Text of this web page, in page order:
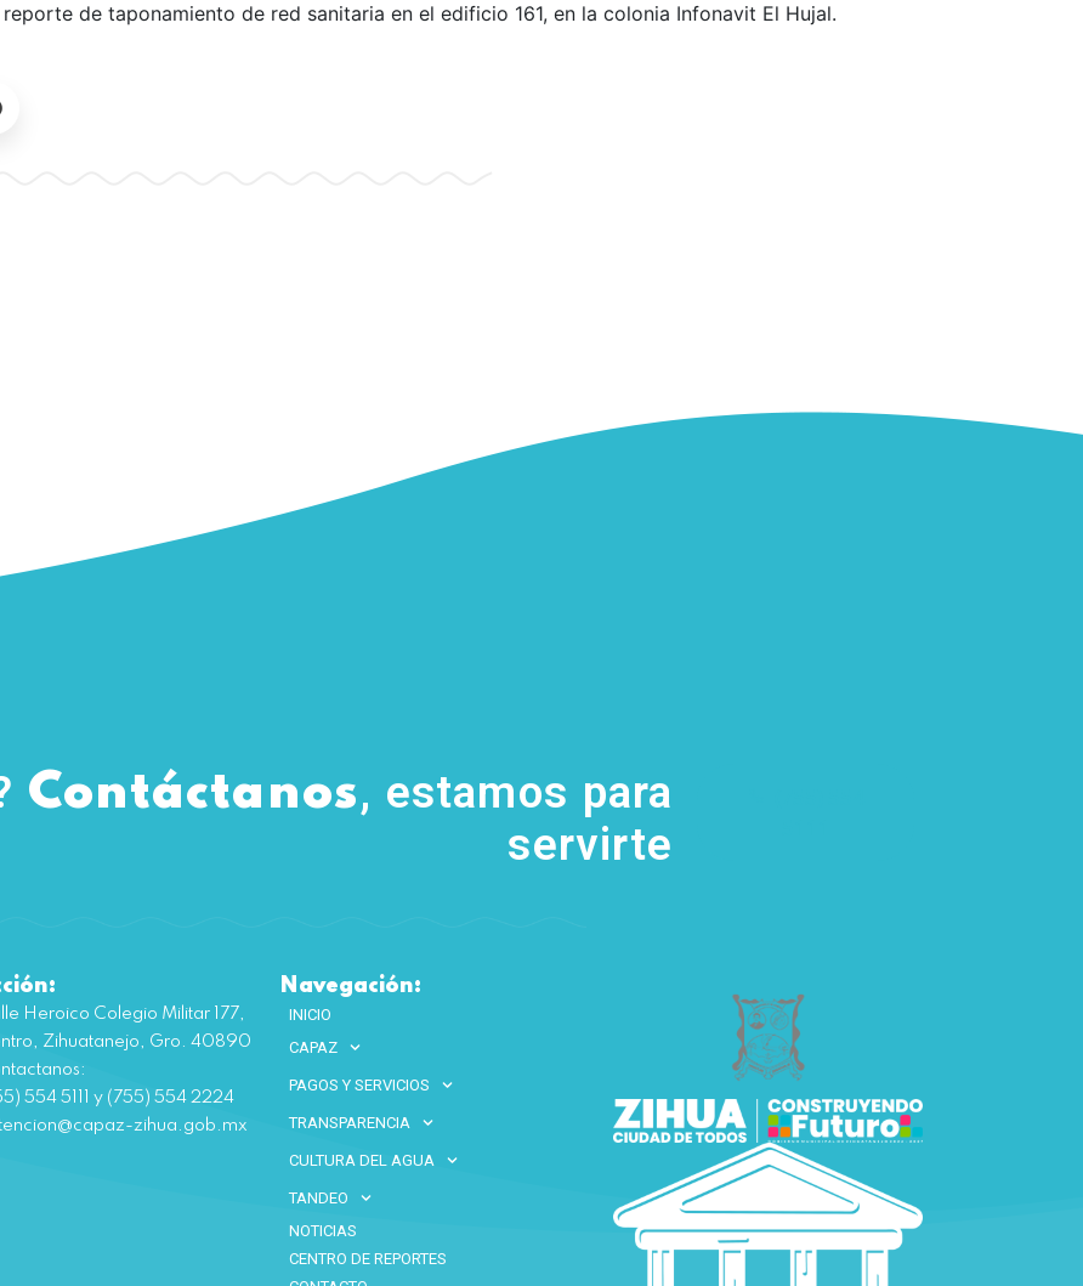
de taponamiento de red sanitaria en el edificio 161, en la colonia Infonavit El Hujal.
Contáctanos, estamos para
servirte
Heroico Colegio Militar 177,
Zihuatanejo, Gro. 40890
554 5111 y (755) 554 2224
zihua.gob.mx
Navegación:
INICIO
CAPAZ
PAGOS Y SERVICIOS
TRANSPARENCIA
CULTURA DEL AGUA
TANDEO
NOTICIAS
CENTRO DE REPORTES